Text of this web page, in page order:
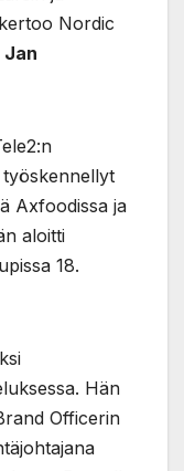
Nordic
Jan
Axfoodissa ja
aloitti
18.
Hän
Officerin